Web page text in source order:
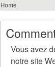
You
are
here
Home
Vous avez
notre site